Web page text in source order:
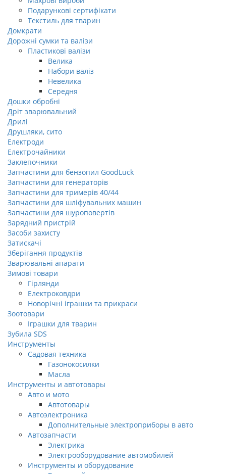
Подарункові сертифікати
Текстиль для тварин
Домкрати
Дорожні сумки та валізи
Пластикові валізи
Велика
Набори валіз
Невелика
Середня
Дошки обробні
Дріт зварювальний
Дрилі
Друшляки, сито
Електроди
Електрочайники
Заклепочники
Запчастини для бензопил GoodLuck
Запчастини для генераторів
Запчастини для тримерів 40/44
Запчастини для шліфувальних машин
Запчастини для шуроповертів
Зарядний пристрій
Засоби захисту
Затискачі
Зберігання продуктів
Зварювальні апарати
Зимові товари
Гірлянди
Електроковдри
Новорічні іграшки та прикраси
Зоотовари
Іграшки для тварин
Зубила SDS
Инструменты
Садовая техника
Газонокосилки
Масла
Инструменты и автотовары
Авто и мото
Автотовары
Автоэлектроника
Дополнительные электроприборы в авто
Автозапчасти
Электрика
Электрооборудование автомобилей
Инструменты и оборудование